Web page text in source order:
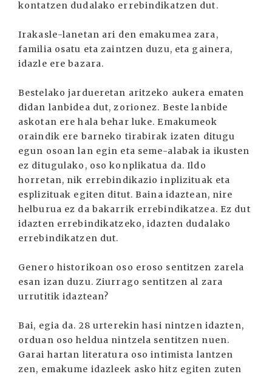
kontatzen dudalako errebindikatzen dut.
Irakasle-lanetan ari den emakumea zara,
familia osatu eta zaintzen duzu, eta gainera,
idazle ere bazara.
Bestelako jardueretan aritzeko aukera ematen
didan lanbidea dut, zorionez. Beste lanbide
askotan ere hala behar luke. Emakumeok
oraindik ere barneko tirabirak izaten ditugu
egun osoan lan egin eta seme-alabak ia ikusten
ez ditugulako, oso konplikatua da. Ildo
horretan, nik errebindikazio inplizituak eta
esplizituak egiten ditut. Baina idaztean, nire
helburua ez da bakarrik errebindikatzea. Ez dut
idazten errebindikatzeko, idazten dudalako
errebindikatzen dut.
Genero historikoan oso eroso sentitzen zarela
esan izan duzu. Ziurrago sentitzen al zara
urrutitik idaztean?
Bai, egia da. 28 urterekin hasi nintzen idazten,
orduan oso heldua nintzela sentitzen nuen.
Garai hartan literatura oso intimista lantzen
zen, emakume idazleek asko hitz egiten zuten